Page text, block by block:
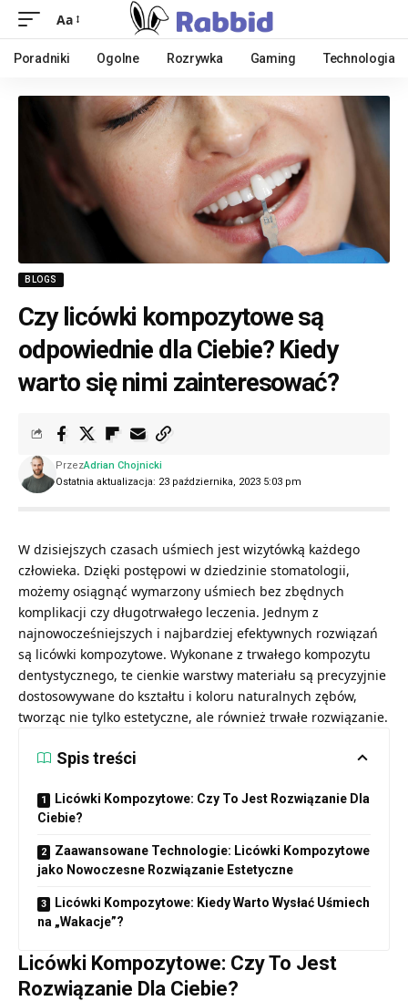
Aa
Poradniki Ogolne Rozrywka Gaming Technologia
BLOGS
Czy licówki kompozytowe są
odpowiednie dla Ciebie? Kiedy
warto się nimi zainteresować?
Ostatnia aktualizacja: 23 października, 2023 5:03 pm
PrzezAdrian Chojnicki
W dzisiejszych czasach uśmiech jest wizytówką każdego
człowieka. Dzięki postępowi w dziedzinie stomatologii,
możemy osiągnąć wymarzony uśmiech bez zbędnych
komplikacji czy długotrwałego leczenia. Jednym z
najnowocześniejszych i najbardziej efektywnych rozwiązań
są licówki kompozytowe. Wykonane z trwałego kompozytu
dentystycznego, te cienkie warstwy materiału są precyzyjnie
dostosowywane do kształtu i koloru naturalnych zębów,
tworząc nie tylko estetyczne, ale również trwałe rozwiązanie.
Spis treści
Licówki Kompozytowe: Czy To Jest Rozwiązanie Dla
Ciebie?
Zaawansowane Technologie: Licówki Kompozytowe
jako Nowoczesne Rozwiązanie Estetyczne
Licówki Kompozytowe: Kiedy Warto Wysłać Uśmiech
na „Wakacje”?
Licówki Kompozytowe: Czy To Jest
Rozwiązanie Dla Ciebie?